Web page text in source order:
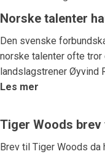
Norske talenter
Den svenske
norske talenter ofte tror
landslagstrener Øyvind
Les mer
Tiger Woods
Brev til Tiger Woods da